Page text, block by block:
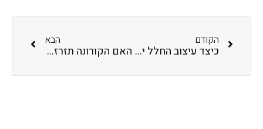
הקודם
כיצד עיצוב החלל יכול להשפיע על קשב וריכוז אצל ילדים בבית הספר ?
הבא
האם הקורונה תזרז החלתה של רפורמה חינוכית שישראל זקוקה לה?